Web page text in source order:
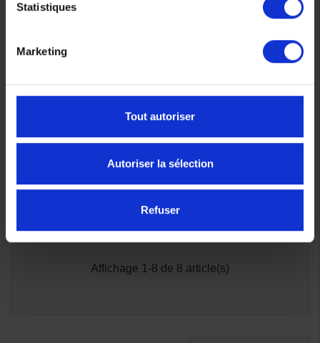
Statistiques
Marketing
Tout autoriser
Autoriser la sélection
Refuser
Affichage 1-8 de 8 article(s)